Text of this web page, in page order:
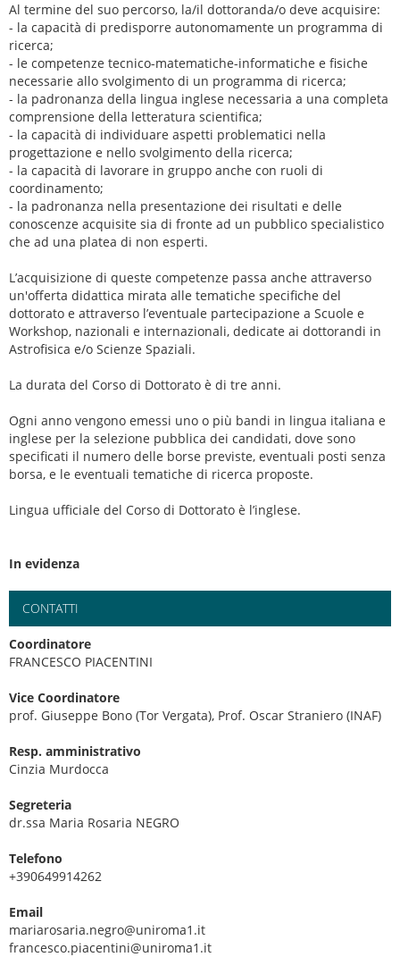
Al termine del suo percorso, la/il dottoranda/o deve acquisire:
- la capacità di predisporre autonomamente un programma di
ricerca;
- le competenze tecnico-matematiche-informatiche e fisiche
necessarie allo svolgimento di un programma di ricerca;
- la padronanza della lingua inglese necessaria a una completa
comprensione della letteratura scientifica;
- la capacità di individuare aspetti problematici nella
progettazione e nello svolgimento della ricerca;
- la capacità di lavorare in gruppo anche con ruoli di
coordinamento;
- la padronanza nella presentazione dei risultati e delle
conoscenze acquisite sia di fronte ad un pubblico specialistico
che ad una platea di non esperti.
L’acquisizione di queste competenze passa anche attraverso
un'offerta didattica mirata alle tematiche specifiche del
dottorato e attraverso l’eventuale partecipazione a Scuole e
Workshop, nazionali e internazionali, dedicate ai dottorandi in
Astrofisica e/o Scienze Spaziali.
La durata del Corso di Dottorato è di tre anni.
Ogni anno vengono emessi uno o più bandi in lingua italiana e
inglese per la selezione pubblica dei candidati, dove sono
specificati il numero delle borse previste, eventuali posti senza
borsa, e le eventuali tematiche di ricerca proposte.
Lingua ufficiale del Corso di Dottorato è l’inglese.
In evidenza
CONTATTI
Coordinatore
FRANCESCO PIACENTINI
Vice Coordinatore
prof. Giuseppe Bono (Tor Vergata), Prof. Oscar Straniero (INAF)
Resp. amministrativo
Cinzia Murdocca
Segreteria
dr.ssa Maria Rosaria NEGRO
Telefono
+390649914262
Email
mariarosaria.negro@uniroma1.it
francesco.piacentini@uniroma1.it